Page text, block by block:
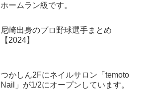
ホームラン級です。
尼崎出身のプロ野球選手まとめ
【2024】
つかしん2Fにネイルサロン「temoto
Nail」が1/2にオープンしています。